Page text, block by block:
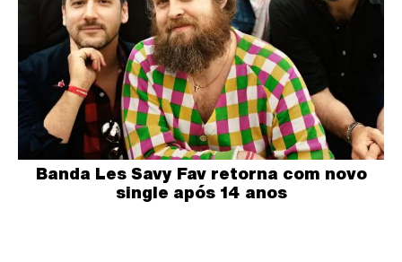
Banda Les Savy Fav retorna com novo
single após 14 anos